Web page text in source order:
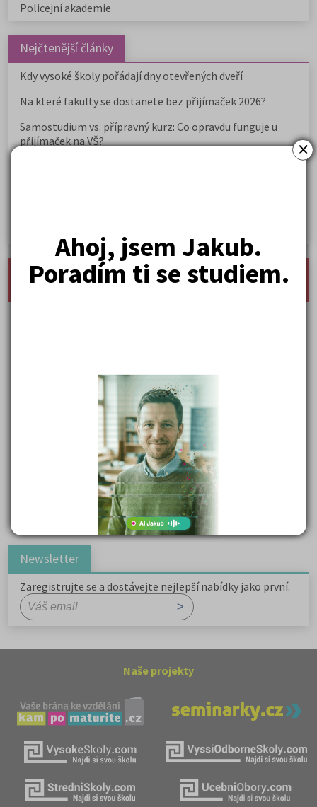
×
Ahoj, jsem Jakub.
Poradím ti se studiem.
Policejní akademie
Nejčtenější články
Kdy vysoké školy pořádají dny otevřených dveří
Na které fakulty se dostanete bez přijímaček 2026?
Samostudium vs. přípravný kurz: Co opravdu funguje u
přijímaček na VŠ?
nejnovější seminárky, maturitní otázky a čtenářsky
deník
Důležité reakce organických sloučenin a jejich význam
Zákonitosti v elektronové struktuře
Základní charakteristiky obyvatelstva a geografie sídel
Karel Hynek Mácha: Máj
Karel Havlíček Borovský: Tyrolské elegie
Romain Rolland: Petr a Lucie
Newsletter
Zaregistrujte se a dostávejte nejlepší nabídky jako první.
Naše projekty